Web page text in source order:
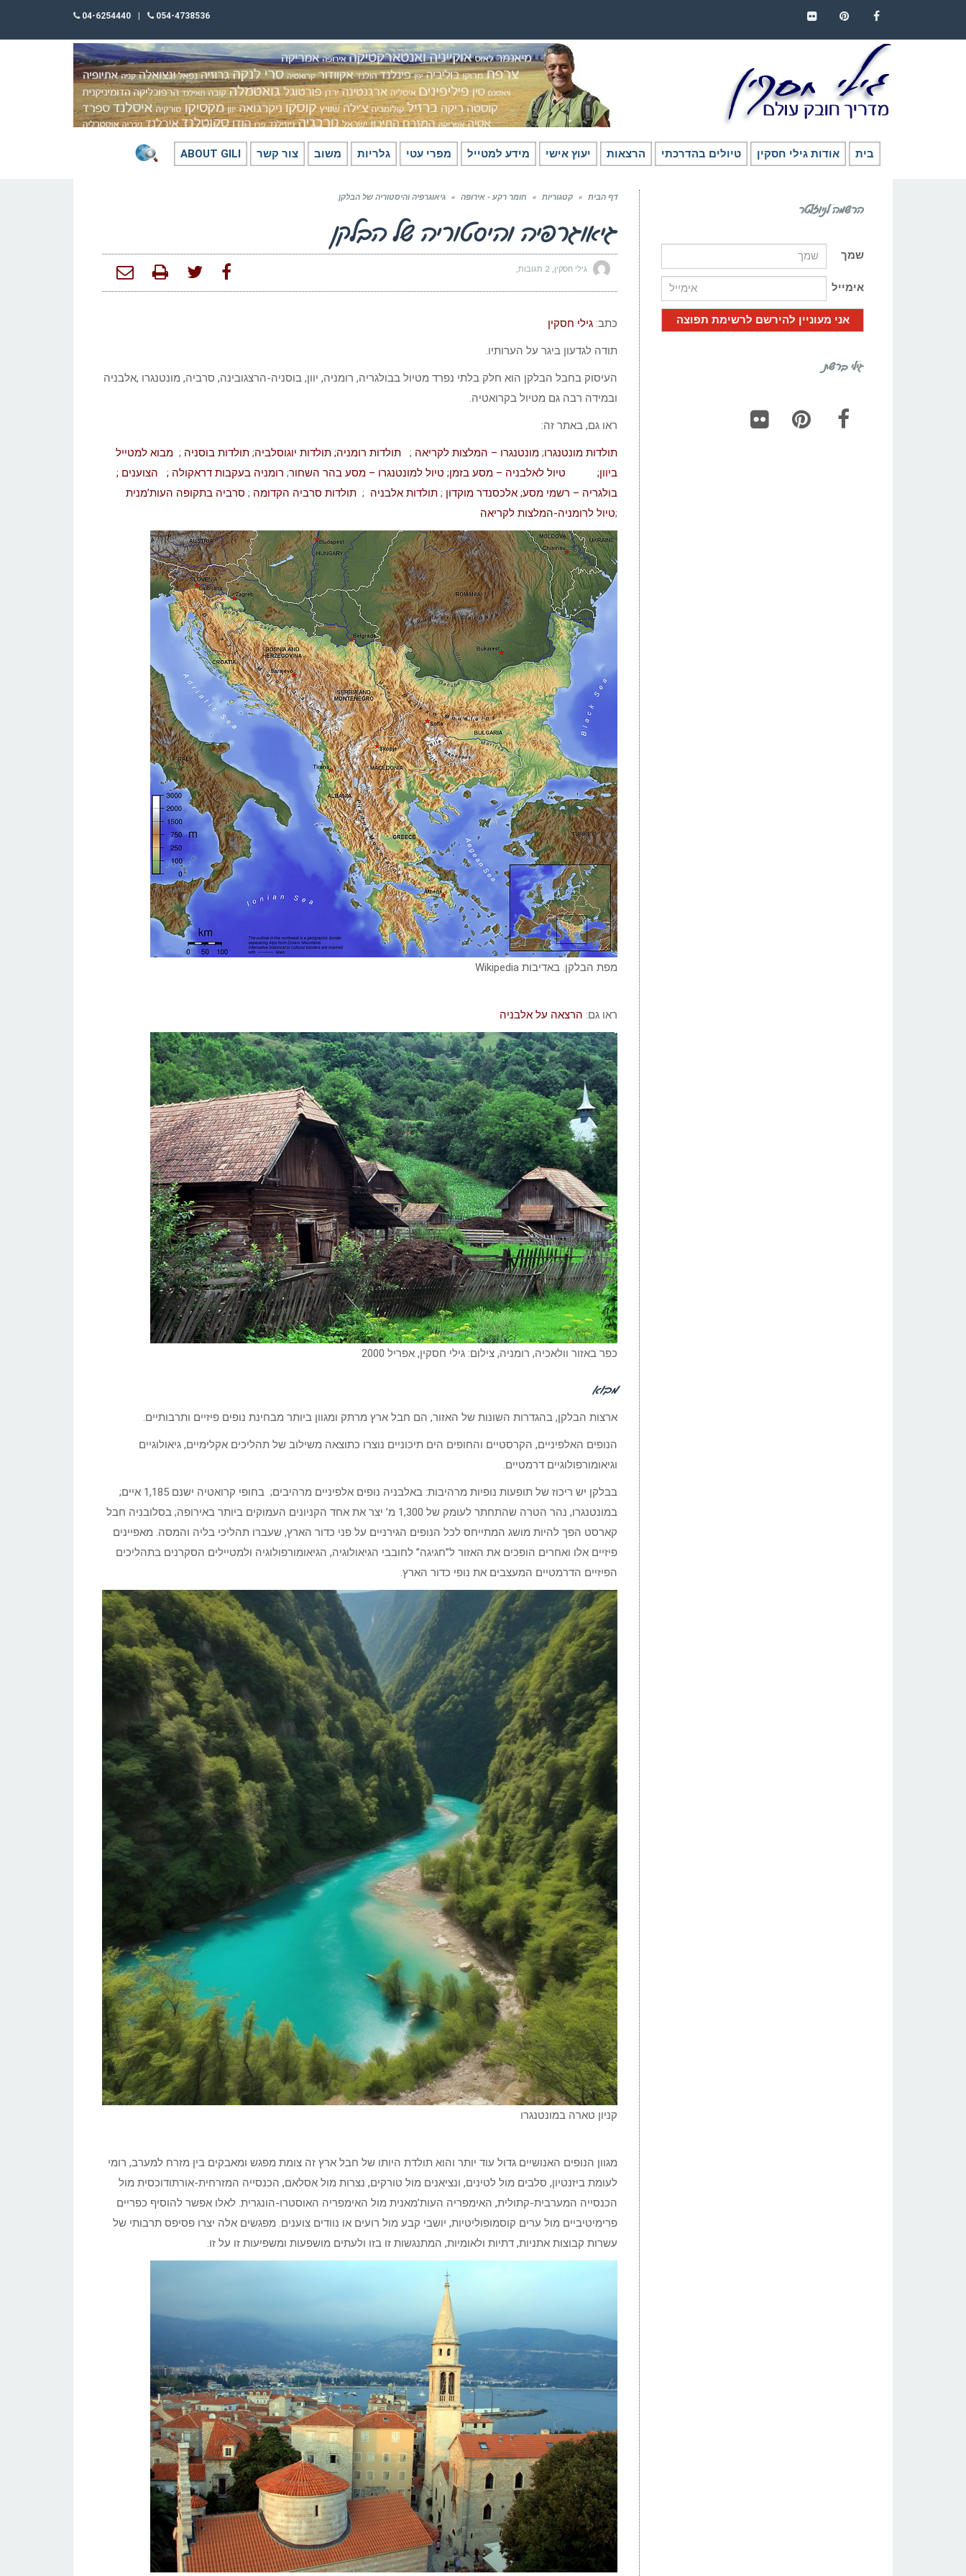
054-4738536
04-6254440
בית אודות גילי חסקין טיולים בהדרכתי הרצאות יעוץ אישי מידע למטייל מפרי עטי גלריות משוב צור קשר ABOUT GILI
דף הבית » קטגוריות » חומר רקע - אירופה » גיאוגרפיה והיסטוריה של הבלקן
גיאוגרפיה והיסטוריה של הבלקן
גילי חסקין 2 תגובות
כתב: גילי חסקין
תודה לגדעון ביגר על הערותיו.
העיסוק בחבל הבלקן הוא חלק בלתי נפרד מטיול בבולגריה, רומניה, יוון, בוסניה-הרצגובינה, סרביה, מונטנגרו ,אלבניה
ובמידה רבה גם מטיול בקרואטיה.
ראו גם, באתר זה:
תולדות מונטנגרו; מונטנגרו – המלצות לקריאה ; תולדות רומניה; תולדות יוגוסלביה; תולדות בוסניה ; מבוא למטייל
ביוון; טיול לאלבניה – מסע בזמן; טיול למונטנגרו – מסע בהר השחור; רומניה בעקבות דראקולה ;
הצוענים ;
בולגריה – רשמי מסע; אלכסנדר מוקדון ; תולדות אלבניה ; תולדות סרביה הקדומה ; סרביה בתקופה העות’מנית
;טיול לרומניה-המלצות לקריאה
מפת הבלקן. באדיבות Wikipedia
ראו גם: הרצאה על אלבניה
כפר באזור וולאכיה, רומניה, צילום: גילי חסקין, אפריל 2000
מבוא
ארצות הבלקן, בהגדרות השונות של האזור, הם חבל ארץ מרתק ומגוון ביותר מבחינת נופים פיזיים ותרבותיים.
הנופים האלפיניים, הקרסטיים והחופים הים תיכוניים נוצרו כתוצאה משילוב של תהליכים אקלימיים, גיאולוגיים
וגיאומורפולוגיים דרמטיים.
בבלקן יש ריכוז של תופעות נופיות מרהיבות: באלבניה נופים אלפיניים מרהיבים; בחופי קרואטיה ישנם 1,185 איים;
במונטנגרו, נהר הטרה שהתחתר לעומק של 1,300 מ’ יצר את אחד הקניונים העמוקים ביותר באירופה; בסלובניה חבל
קארסט הפך להיות מושג המתייחס לכל הנופים הגירניים על פני כדור הארץ, שעברו תהליכי בליה והמסה. מאפיינים
פיזיים אלו ואחרים הופכים את האזור ל”חגיגה” לחובבי הגיאולוגיה, הגיאומורפולוגיה ולמטיילים הסקרנים בתהליכים
הפיזיים הדרמטיים המעצבים את נופי כדור הארץ.
קניון טארה במונטנגרו
מגוון הנופים האנושיים גדול עוד יותר והוא תולדת היותו של חבל ארץ זה צומת מפגש ומאבקים בין מזרח למערב, רומי
לעומת ביזנטיון, סלבים מול לטינים, ונציאנים מול טורקים, נצרות מול אסלאם, הכנסייה המזרחית-אורתודוכסית מול
הכנסייה המערבית-קתולית, האימפריה העות’מאנית מול האימפריה האוסטרו-הונגרית. לאלו אפשר להוסיף כפריים
פרימיטיביים מול ערים קוסמופוליטיות, יושבי קבע מול רועים או נוודים צוענים. מפגשים אלה יצרו פסיפס תרבותי של
עשרות קבוצות אתניות, דתיות ולאומיות, המתנגשות זו בזו ולעתים מושפעות ומשפיעות זו על זו.
הרשמה לניוזלטר
שמך
אימייל
גילי ברשת